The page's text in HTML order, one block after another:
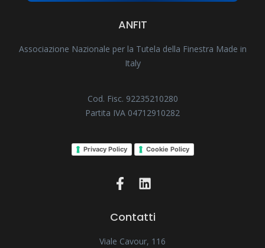
ANFIT
Associazione Nazionale per la Tutela della Finestra Made in
Italy
Cod. Fisc. 92235210280
Partita IVA 04712910282
Privacy Policy Cookie Policy
Contatti
Viale Cavour, 116